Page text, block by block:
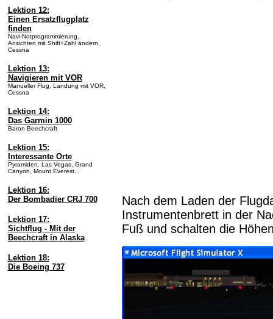
Lektion 12:
Einen Ersatzflugplatz
finden
Navi-Notprogrammierung,
Ansichten mit Shift+Zahl ändern,
Cessna
Lektion 13:
Navigieren mit VOR
Manueller Flug, Landung mit VOR,
Cessna
Lektion 14:
Das Garmin 1000
Baron Beechcraft
Lektion 15:
Interessante Orte
Pyramiden, Las Vegas, Grand
Canyon, Mount Everest...
Lektion 16:
Der Bombadier CRJ 700
Lektion 17:
Sichtflug - Mit der
Beechcraft in Alaska
Lektion 18:
Die Boeing 737
Nach dem Laden der
Instrumentenbrett in der
Fuß und schalten die